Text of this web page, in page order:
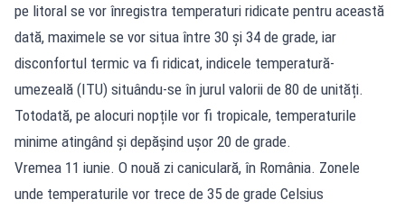
pe litoral se vor înregistra temperaturi ridicate pentru această
dată, maximele se vor situa între 30 și 34 de grade, iar
disconfortul termic va fi ridicat, indicele temperatură-
umezeală (ITU) situându-se în jurul valorii de 80 de unități.
Totodată, pe alocuri nopțile vor fi tropicale, temperaturile
minime atingând și depășind ușor 20 de grade.
Vremea 11 iunie. O nouă zi caniculară, în România. Zonele
unde temperaturile vor trece de 35 de grade Celsius